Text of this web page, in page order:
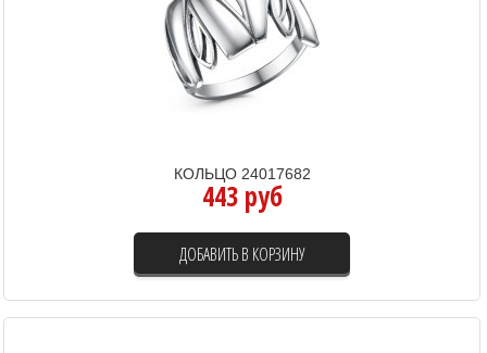
КОЛЬЦО 24017682
443 руб
ДОБАВИТЬ В КОРЗИНУ